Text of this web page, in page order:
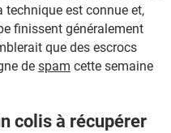
est connue et,
finissent généralement
que des escrocs
de spam cette semaine
colis à récupérer